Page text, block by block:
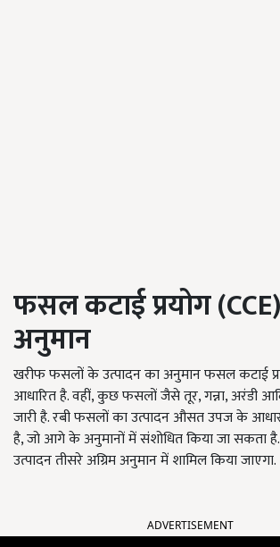
फसल कटाई प्रयोग (CCE)
अनुमान
खरीफ फसलों के उत्पादन का अनुमान फसल कटाई
आधारित है. वहीं, कुछ फसलों जैसे तूर, गन्ना, अरंडी
जारी है. रबी फसलों का उत्पादन औसत उपज के
है, जो आगे के अनुमानों में संशोधित किया जा सकता
उत्पादन तीसरे अग्रिम अनुमान में शामिल किया जाएगा.
ADVERTISEMENT